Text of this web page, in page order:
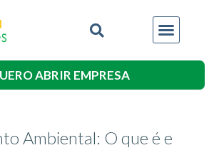
ABRIR EMPRESA
Ambiental: O que é e